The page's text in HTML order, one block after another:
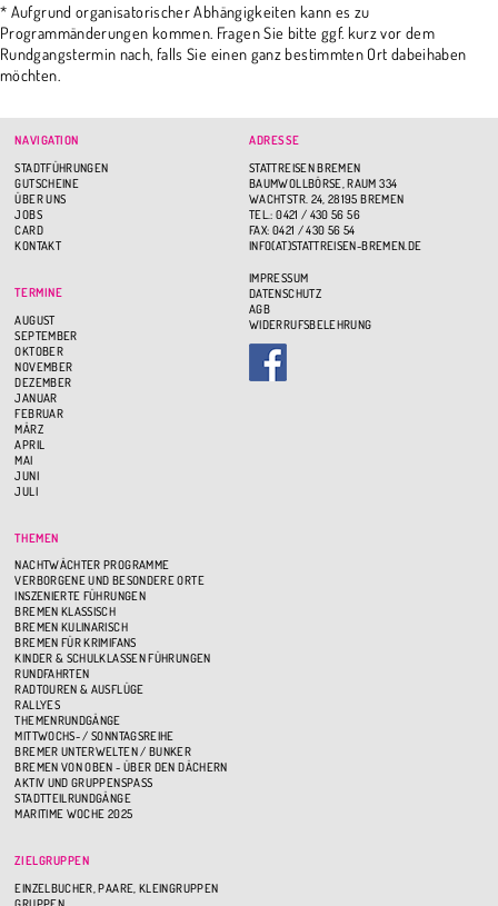
* Aufgrund organisatorischer Abhängigkeiten kann es zu
Programmänderungen kommen. Fragen Sie bitte ggf. kurz vor dem
Rundgangstermin nach, falls Sie einen ganz bestimmten Ort dabeihaben
möchten.
NAVIGATION
STADTFÜHRUNGEN
GUTSCHEINE
ÜBER UNS
JOBS
CARD
KONTAKT
TERMINE
AUGUST
SEPTEMBER
OKTOBER
NOVEMBER
DEZEMBER
JANUAR
FEBRUAR
MÄRZ
APRIL
MAI
JUNI
JULI
THEMEN
NACHTWÄCHTER PROGRAMME
VERBORGENE UND BESONDERE ORTE
INSZENIERTE FÜHRUNGEN
BREMEN KLASSISCH
BREMEN KULINARISCH
BREMEN FÜR KRIMIFANS
KINDER & SCHULKLASSEN FÜHRUNGEN
RUNDFAHRTEN
RADTOUREN & AUSFLÜGE
RALLYES
THEMENRUNDGÄNGE
MITTWOCHS- / SONNTAGSREIHE
BREMER UNTERWELTEN / BUNKER
BREMEN VON OBEN - ÜBER DEN DÄCHERN
AKTIV UND GRUPPENSPASS
STADTTEILRUNDGÄNGE
MARITIME WOCHE 2025
ZIELGRUPPEN
EINZELBUCHER, PAARE, KLEINGRUPPEN
ADRESSE
STATTREISEN BREMEN
BAUMWOLLBÖRSE, RAUM 334
WACHTSTR. 24, 28195 BREMEN
TEL.: 0421 / 430 56 56
FAX: 0421 / 430 56 54
INFO(AT)STATTREISEN-BREMEN.DE
IMPRESSUM
DATENSCHUTZ
AGB
WIDERRUFSBELEHRUNG